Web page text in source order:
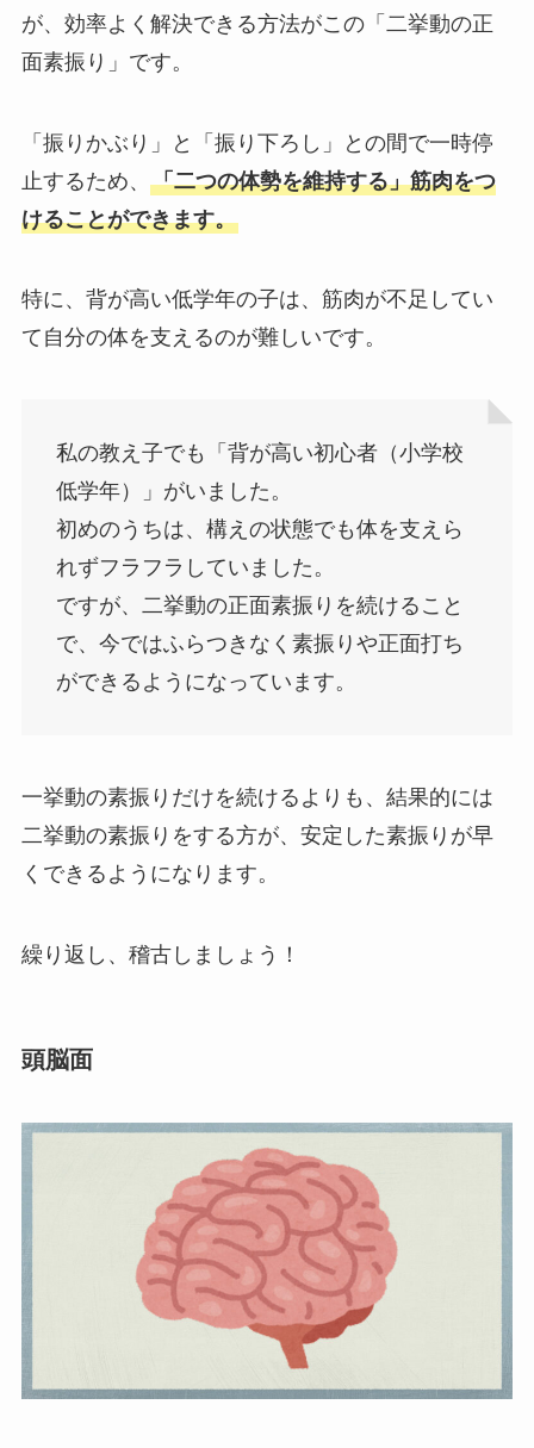
が、効率よく解決できる方法がこの「二挙動の正
面素振り」です。
「振りかぶり」と「振り下ろし」との間で一時停
止するため、 「二つの体勢を維持する」筋肉をつ
けることができます。
特に、背が高い低学年の子は、筋肉が不足してい
て自分の体を支えるのが難しいです。
私の教え子でも「背が高い初心者（小学校
低学年）」がいました。
初めのうちは、構えの状態でも体を支えら
れずフラフラしていました。
ですが、二挙動の正面素振りを続けること
で、今ではふらつきなく素振りや正面打ち
ができるようになっています。
一挙動の素振りだけを続けるよりも、結果的には
二挙動の素振りをする方が、安定した素振りが早
くできるようになります。
繰り返し、稽古しましょう！
頭脳面